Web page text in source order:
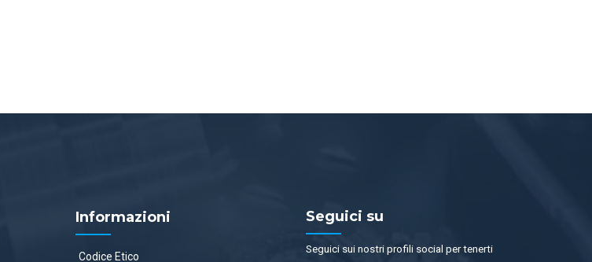
Informazioni
Codice Etico
Seguici su
Seguici sui nostri profili social per tenerti